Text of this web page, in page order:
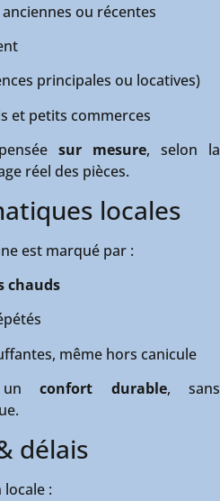
ou récentes
principales ou locatives)
et petits commerces
sur mesure, selon la
réel des pièces.
locales
est marqué par :
chauds
même hors canicule
un confort durable, sans
délais
: